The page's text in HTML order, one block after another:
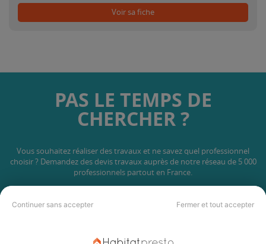
Continuer sans accepter Fermer et tout accepter
Voir sa fiche
PAS LE TEMPS DE
CHERCHER ?
Vous souhaitez réaliser des travaux et ne savez quel professionnel
choisir ? Demandez des devis travaux auprès de notre réseau de 5 000
professionnels partout en France.